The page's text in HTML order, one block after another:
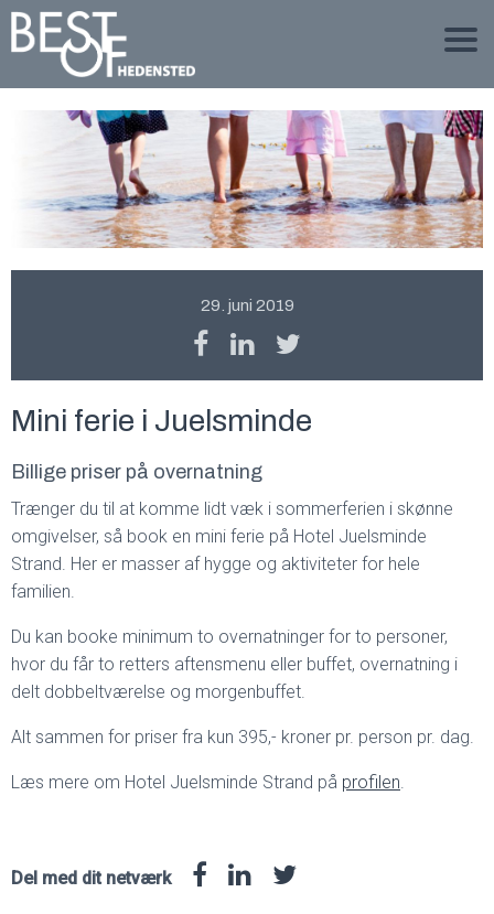
29. juni 2019
Mini ferie i Juelsminde
Billige priser på overnatning
Trænger du til at komme lidt væk i sommerferien i skønne
omgivelser, så book en mini ferie på Hotel Juelsminde
Strand. Her er masser af hygge og aktiviteter for hele
familien.
Du kan booke minimum to overnatninger for to personer,
hvor du får to retters aftensmenu eller buffet, overnatning i
delt dobbeltværelse og morgenbuffet.
Alt sammen for priser fra kun 395,- kroner pr. person pr. dag.
Læs mere om Hotel Juelsminde Strand på profilen.
Del med dit netværk